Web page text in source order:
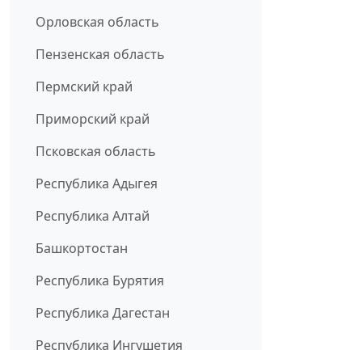
Орловская область
Пензенская область
Пермский край
Приморский край
Псковская область
Республика Адыгея
Республика Алтай
Башкортостан
Республика Бурятия
Республика Дагестан
Республика Ингушетия